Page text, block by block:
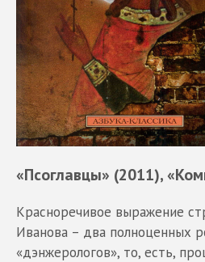
«Псоглавцы» (2011),
Красноречивое выражение
Иванова – два полноценных
«дэнжерологов», то, есть,